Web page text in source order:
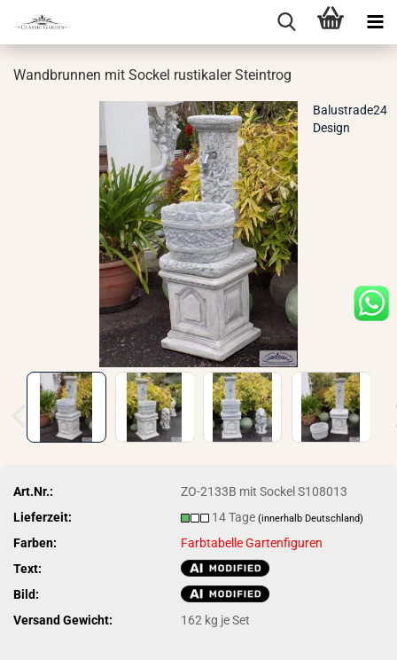
Wand­brun­nen mit So­ckel rus­ti­ka­ler Stein­trog
Balustrade24
Design
Art.Nr.:
ZO-2133B mit Sockel S108013
Lieferzeit:
14 Tage(innerhalb Deutschland)
Farben:
Farbtabelle Gartenfiguren
Text:
Bild:
Versand Gewicht:
162 kg je Set